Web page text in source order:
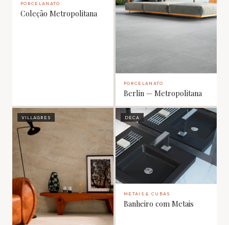
PORCELANATO
Coleção Metropolitana
PORCELANATO
Berlin — Metropolitana
VILLAGRES DECA
METAIS & CUBAS
Banheiro com Metais